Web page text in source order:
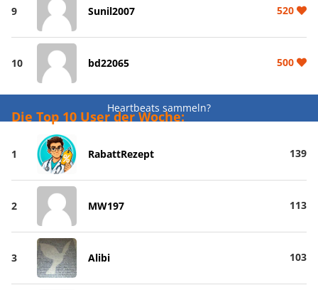
9 Sunil2007 520
10 bd22065 500
Heartbeats sammeln?
Die Top 10 User der Woche:
1 RabattRezept 139
2 MW197 113
3 Alibi 103